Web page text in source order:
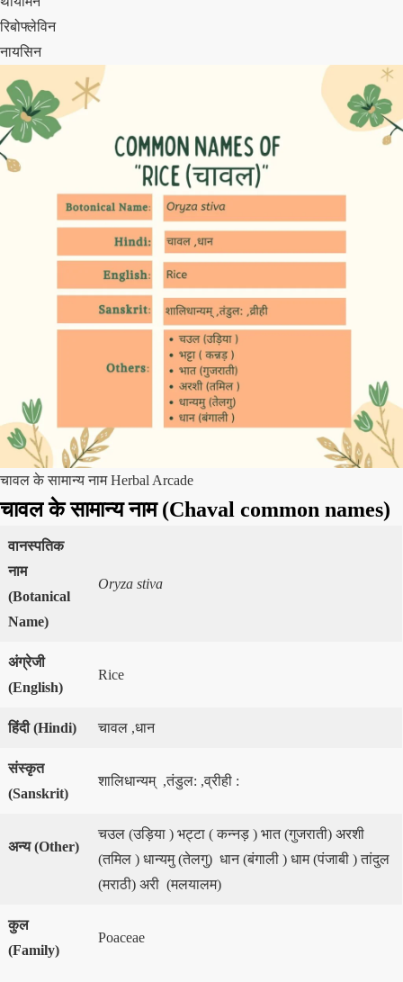
रिबोफ्लेविन
नायसिन
चावल के सामान्य नाम Herbal Arcade
चावल के सामान्य नाम (Chaval common names)
वानस्पतिक
नाम
(Botanical
Name)
Oryza stiva
अंग्रेजी
(English)
Rice
हिंदी(Hindi) चावल ,धान
संस्कृत
(Sanskrit)
शालिधान्यम् ,तंडुल: ,व्रीही :
अन्य(Other)
चउल (उड़िया ) भट्टा ( कन्नड़ ) भात (गुजराती) अरशी
(तमिल ) धान्यमु (तेलगु) धान (बंगाली ) धाम (पंजाबी ) तांदुल
(मराठी) अरी (मलयालम)
कुल
(Family)
Poaceae